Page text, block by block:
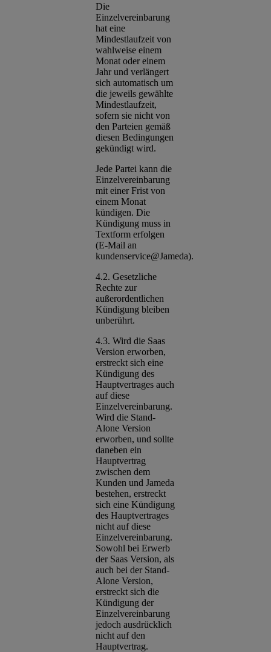
Die
Einzelvereinbarung
hat eine
Mindestlaufzeit von
wahlweise einem
Monat oder einem
Jahr und verlängert
sich automatisch um
die jeweils gewählte
Mindestlaufzeit,
sofern sie nicht von
den Parteien gemäß
diesen Bedingungen
gekündigt wird.
Jede Partei kann die
Einzelvereinbarung
mit einer Frist von
einem Monat
kündigen. Die
Kündigung muss in
Textform erfolgen
(E-Mail an
kundenservice@Jameda).
4.2. Gesetzliche
Rechte zur
außerordentlichen
Kündigung bleiben
unberührt.
4.3. Wird die Saas
Version erworben,
erstreckt sich eine
Kündigung des
Hauptvertrages auch
auf diese
Einzelvereinbarung.
Wird die Stand-
Alone Version
erworben, und sollte
daneben ein
Hauptvertrag
zwischen dem
Kunden und Jameda
bestehen, erstreckt
sich eine Kündigung
des Hauptvertrages
nicht auf diese
Einzelvereinbarung.
Sowohl bei Erwerb
der Saas Version, als
auch bei der Stand-
Alone Version,
erstreckt sich die
Kündigung der
Einzelvereinbarung
jedoch ausdrücklich
nicht auf den
Hauptvertrag.